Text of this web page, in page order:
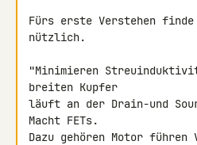
Fürs erste Verstehen
nützlich.
"Minimieren
breiten Kupfer
läuft an der Drain-und
Macht FETs.
Dazu gehören Motor führen